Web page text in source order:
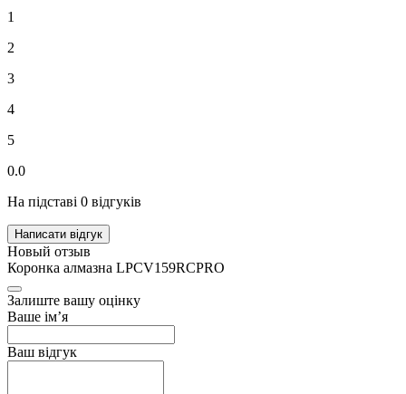
1
2
3
4
5
0.0
На підставі 0 відгуків
Написати відгук
Новый отзыв
Коронка алмазна LPCV159RCPRO
Залиште вашу оцінку
Ваше ім’я
Ваш відгук